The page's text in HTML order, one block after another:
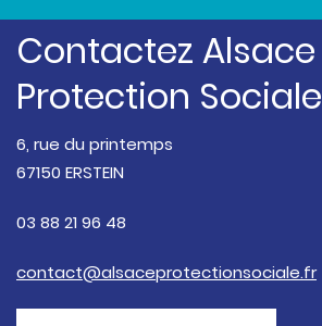
Contactez Alsace
Protection Sociale
6, rue du printemps
67150 ERSTEIN
03 88 21 96 48
contact@alsaceprotectionsociale.fr